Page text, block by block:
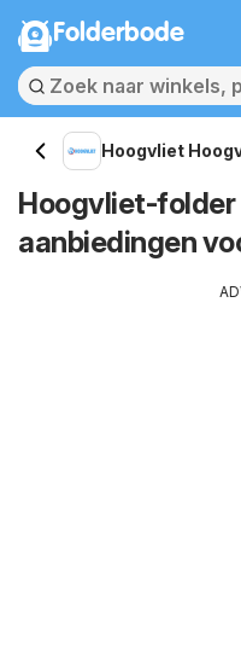
Folderbode
Hoogvliet
Hoogvliet-folder
aanbiedingen